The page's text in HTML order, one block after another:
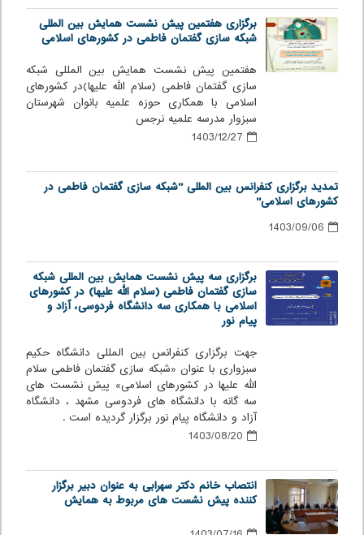
برگزاری هفتمین پیش نشست همایش بین المللی
شبکه سازی گفتمان فاطمی در کشورهای اسلامی
هفتمین پیش نشست همایش بین المللی شبکه
سازی گفتمان فاطمی (سلام الله علیها)در کشورهای
اسلامی با همکاری حوزه علمیه بانوان شهرستان
سبزوار مدرسه علمیه نرجس
تمدید برگزاری کنفرانس بین المللی "شبکه سازی گفتمان فاطمی در
کشورهای اسلامی"
برگزاری سه پیش نشست همایش بین المللی شبکه
سازی گفتمان فاطمی (سلام الله علیها) در کشورهای
اسلامی با همکاری سه دانشگاه فردوسی، آزاد و
پیام نور
جهت برگزاری کنفرانس بین المللی دانشگاه حکیم
سبزواری با عنوان «شبکه سازی گفتمان فاطمی سلام
الله علیها در کشورهای اسلامی» پیش نشست های
سه گانه با دانشگاه های فردوسی مشهد ، دانشگاه
آزاد و دانشگاه پیام نور برگزار گردیده است .
انتصاب خانم دکتر سهرابی به عنوان دبیر برگزار
کننده پیش نشست های مربوط به همایش